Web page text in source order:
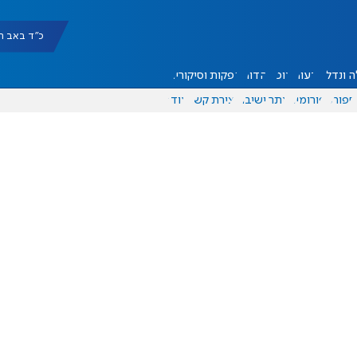
כ"ד באב תשפ"ו
ונדל"ן דעות אוכל יהדות הפקות וסיקורים
ספורט פורומים אתר ישיבה יצירת קשר עוד